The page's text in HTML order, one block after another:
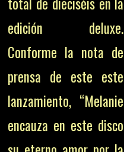
edición deluxe.
Conforme la nota de
prensa de este este
lanzamiento, “Melanie
encauza en este disco